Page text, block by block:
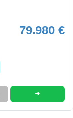
79.980 €
➜